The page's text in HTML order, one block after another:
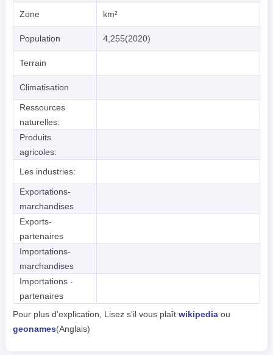
Zone km²
Population 4,255(2020)
Terrain
Climatisation
Ressources
naturelles:
Produits
agricoles:
Les industries:
Exportations-
marchandises
Exports-
partenaires
Importations-
marchandises
Importations -
partenaires
Pour plus d'explication, Lisez s'il vous plaît wikipediaou
geonames(Anglais)